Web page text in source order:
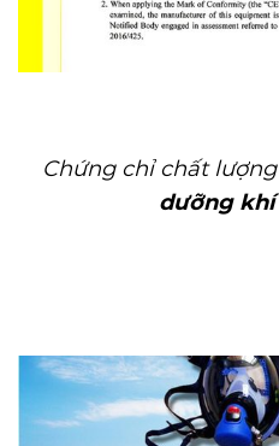
Chứng chỉ chất
dưỡng khí